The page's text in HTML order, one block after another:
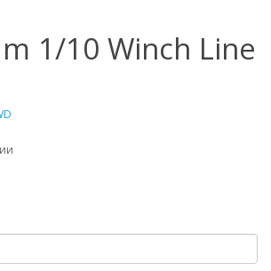
1/10 Winch Line